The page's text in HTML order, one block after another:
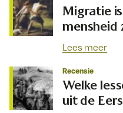
Migratie
mensheid
Lees meer
Recensie
Welke
uit de